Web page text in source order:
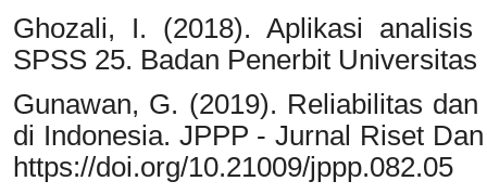
Ghozali, I. (2018). Aplikasi
SPSS 25. Badan Penerbit Universitas
Gunawan, G. (2019). Reliabilitas
di Indonesia. JPPP - Jurnal Riset
https://doi.org/10.21009/jppp.082.05